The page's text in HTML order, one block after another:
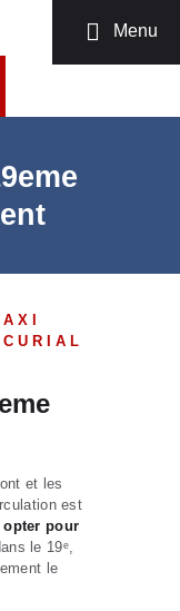
Menu
et les
est
opter pour
le 19ᵉ,
le